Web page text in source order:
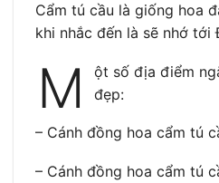
Cẩm tú cầu là giống hoa
khi nhắc đến là sẽ nhớ tới
M
ột số địa điểm
đẹp:
– Cánh đồng hoa cẩm tú
– Cánh đồng hoa cẩm tú